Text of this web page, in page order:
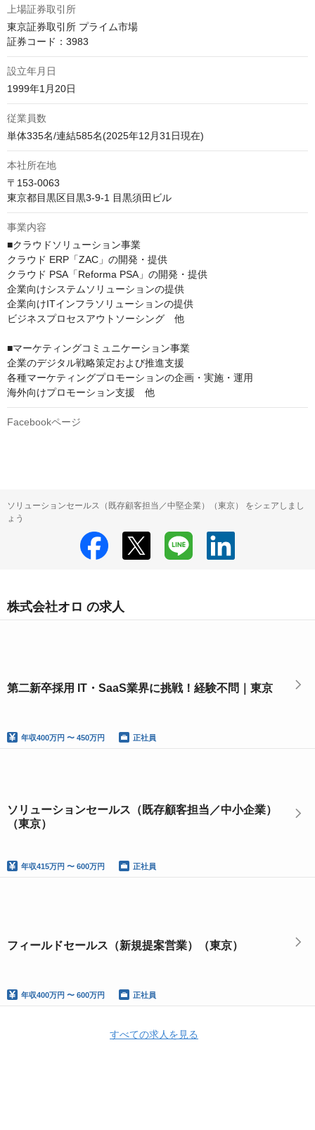
上場証券取引所
東京証券取引所 プライム市場
証券コード：3983
設立年月日
1999年1月20日
従業員数
単体335名/連結585名(2025年12月31日現在)
本社所在地
〒153-0063
東京都目黒区目黒3-9-1 目黒須田ビル
事業内容
■クラウドソリューション事業
クラウド ERP「ZAC」の開発・提供
クラウド PSA「Reforma PSA」の開発・提供
企業向けシステムソリューションの提供
企業向けITインフラソリューションの提供
ビジネスプロセスアウトソーシング　他
■マーケティングコミュニケーション事業
企業のデジタル戦略策定および推進支援
各種マーケティングプロモーションの企画・実施・運用
海外向けプロモーション支援　他
Facebookページ
ソリューションセールス（既存顧客担当／中堅企業）（東京） をシェアしまし
ょう
株式会社オロ の求人
第二新卒採用 IT・SaaS業界に挑戦！経験不問｜東京
年収400万円 〜 450万円 正社員
ソリューションセールス（既存顧客担当／中小企業）
（東京）
年収415万円 〜 600万円 正社員
フィールドセールス（新規提案営業）（東京）
年収400万円 〜 600万円 正社員
すべての求人を見る